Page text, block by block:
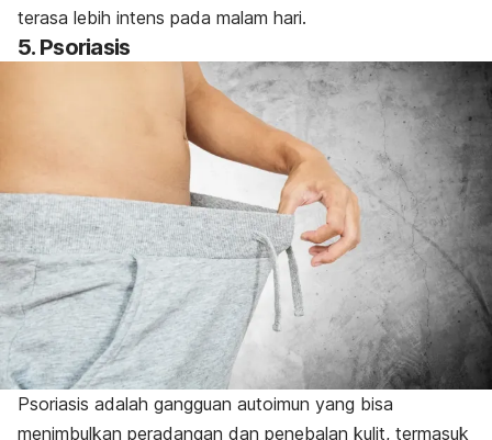
terasa lebih intens pada malam hari.
5. Psoriasis
Psoriasis adalah gangguan autoimun yang bisa
menimbulkan peradangan dan penebalan kulit, termasuk